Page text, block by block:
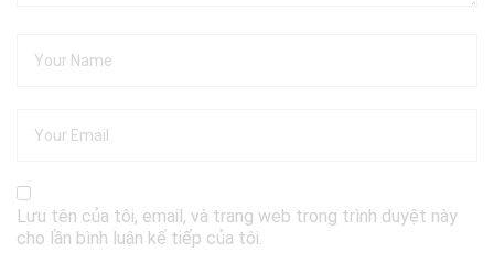
Lưu tên của tôi, email, và trang web trong trình duyệt này
cho lần bình luận kế tiếp của tôi.